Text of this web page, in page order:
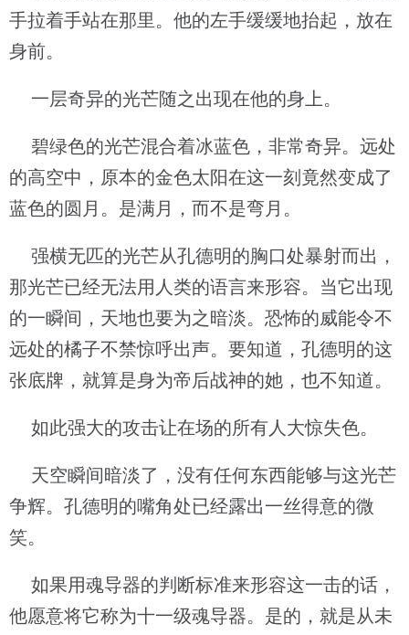
手拉着手站在那里。他的左手缓缓地抬起，放在
身前。
一层奇异的光芒随之出现在他的身上。
碧绿色的光芒混合着冰蓝色，非常奇异。远处
的高空中，原本的金色太阳在这一刻竟然变成了
蓝色的圆月。是满月，而不是弯月。
强横无匹的光芒从孔德明的胸口处暴射而出，
那光芒已经无法用人类的语言来形容。当它出现
的一瞬间，天地也要为之暗淡。恐怖的威能令不
远处的橘子不禁惊呼出声。要知道，孔德明的这
张底牌，就算是身为帝后战神的她，也不知道。
如此强大的攻击让在场的所有人大惊失色。
天空瞬间暗淡了，没有任何东西能够与这光芒
争辉。孔德明的嘴角处已经露出一丝得意的微
笑。
如果用魂导器的判断标准来形容这一击的话，
他愿意将它称为十一级魂导器。是的，就是从未